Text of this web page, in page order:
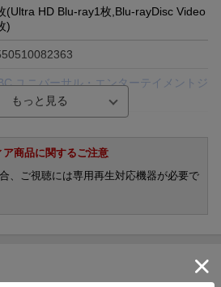
(Ultra HD Blu-ray1枚,Blu-rayDisc Video
)
ユニバーサル・エンターテイメントジ
パン
2879
スコサイズ=16:9
Master Audio2.0chモノラル(オリジ
音声方式)／dts2.0chモノラル(吹替音
ア商品に関するご注意
、ご視聴には専用再生対応機器が必要で